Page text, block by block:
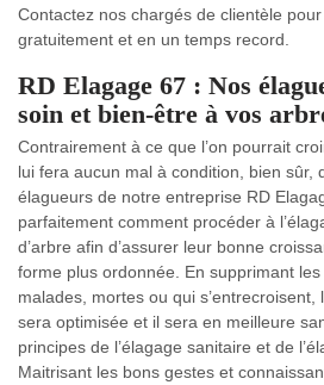
Contactez nos chargés de clientèle
gratuitement et en un temps record.
RD Elagage 67 : Nos
soin et bien-être à vos
Contrairement à ce que l’on pourrait
lui fera aucun mal à condition, bien sûr,
élagueurs de notre entreprise RD
parfaitement comment procéder à
d’arbre afin d’assurer leur bonne
forme plus ordonnée. En supprimant les
malades, mortes ou qui
sera optimisée et il sera en meilleure
principes de l’élagage sanitaire et de
Maitrisant les bons gestes et